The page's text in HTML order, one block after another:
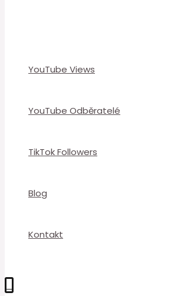
YouTube Views
YouTube Odběratelé
TikTok Followers
Blog
Kontakt